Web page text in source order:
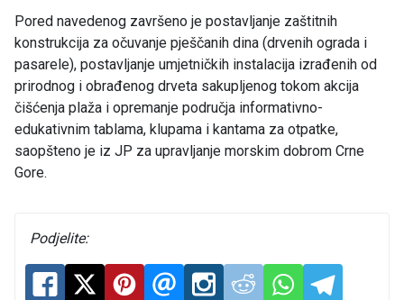
Pored navedenog završeno je postavljanje zaštitnih
konstrukcija za očuvanje pješčanih dina (drvenih ograda i
pasarele), postavljanje umjetničkih instalacija izrađenih od
prirodnog i obrađenog drveta sakupljenog tokom akcija
čišćenja plaža i opremanje područja informativno-
edukativnim tablama, klupama i kantama za otpatke,
saopšteno je iz JP za upravljanje morskim dobrom Crne
Gore.
Podjelite: